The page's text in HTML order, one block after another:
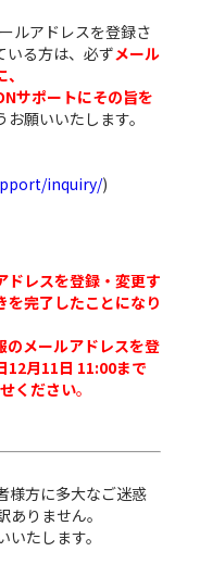
ルアドレスを登録さ
いる方は、必ずメール
サポートにその旨を
お願いいたします。
inquiry/)
ドレスを登録・変更す
を完了したことになり
のメールアドレスを登
12月11日 11:00まで
ください。
様方に多大なご迷惑
りません。
たします。